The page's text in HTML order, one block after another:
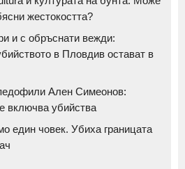
жестокостта?
и с обръснати вежди:
в Пловдив остават в
Ален Симеонов:
включва убийства
един човек. Убиха границата